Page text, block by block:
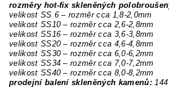
rozměry hot-fix skleněných
velikost SS 6 – rozměr cca 1,8-2,0mm
velikost SS10 – rozměr cca 2,6-2,8mm
velikost SS16 – rozměr cca 3,6-3,8mm
velikost SS20 – rozměr cca 4,6-4,8mm
velikost SS30 – rozměr cca 6,0-6,2mm
velikost SS34 – rozměr cca 7,0-7,2mm
velikost SS40 – rozměr cca 8,0-8,2mm
prodejní balení skleněných kamenů: